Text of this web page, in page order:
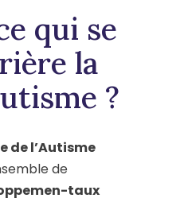
qui se
la
?
de l’Autisme
de
taux